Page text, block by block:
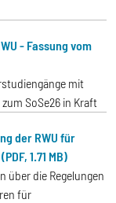
- Fassung vom
mit
SoSe26 in Kraft
der RWU für
1.71 MB)
über die Regelungen
für